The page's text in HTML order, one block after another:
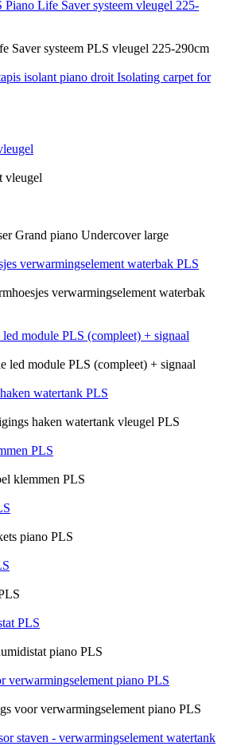
Saver systeem PLS vleugel 225-290cm
vleugel
Grand piano Undercover large
verwarmingselement waterbak
led module PLS (compleet) + signaal
haken watertank vleugel PLS
klemmen PLS
piano PLS
piano PLS
voor verwarmingselement piano PLS